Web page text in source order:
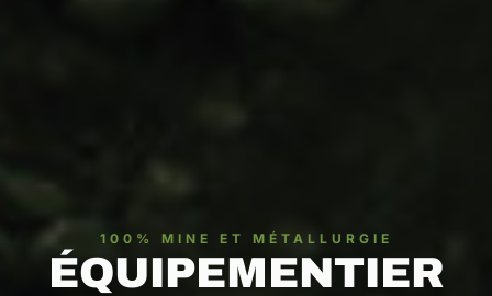
100% MINE ET MÉTALLURGIE
ÉQUIPEMENTIER